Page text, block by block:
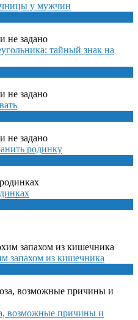
у мужчин
тайный знак на
родинку
запахом из кишечника
возможные причины и